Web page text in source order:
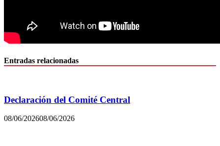
Entradas relacionadas
Declaración del Comité Central
08/06/202608/06/2026